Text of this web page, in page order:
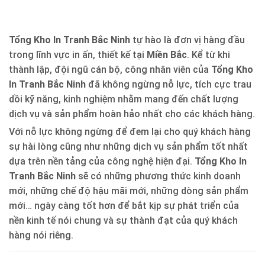
Tổng Kho In Tranh Bắc Ninh tự hào là đơn vị hàng đầu
trong lĩnh vực in ấn, thiết kế tại Miền Bắc. Kể từ khi
thành lập, đội ngũ cán bộ, công nhân viên của Tổng Kho
In Tranh Bắc Ninh đã không ngừng nỗ lực, tích cực trau
dồi kỹ năng, kinh nghiệm nhằm mang đến chất lượng
dịch vụ và sản phẩm hoàn hảo nhất cho các khách hàng.
Với nỗ lực không ngừng để đem lại cho quý khách hàng
sự hài lòng cũng như những dịch vụ sản phẩm tốt nhất
dựa trên nền tảng của công nghệ hiện đại. Tổng Kho In
Tranh Bắc Ninh sẽ có những phương thức kinh doanh
mới, những chế độ hậu mãi mới, những dòng sản phẩm
mới… ngày càng tốt hơn để bắt kịp sự phát triển của
nền kinh tế nói chung và sự thành đạt của quý khách
hàng nói riêng.